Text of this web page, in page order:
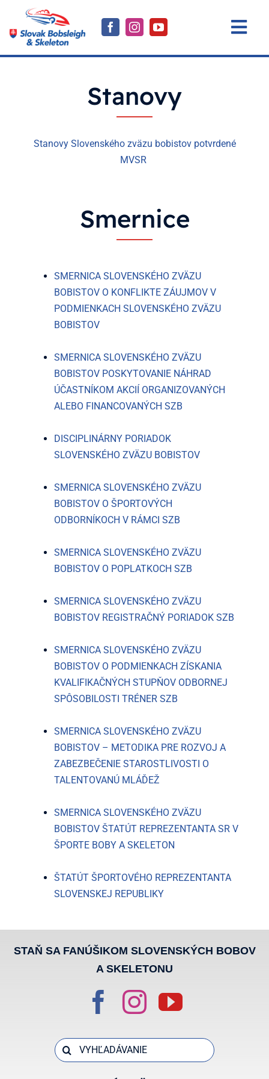
content
Aktuality
Reprezentácia
Športovci
Výsledky
Kontakt
Stanovy
Stanovy Slovenského zväzu bobistov potvrdené
MVSR
Smernice
SMERNICA SLOVENSKÉHO ZVÄZU
BOBISTOV O KONFLIKTE ZÁUJMOV V
PODMIENKACH SLOVENSKÉHO ZVÄZU
BOBISTOV
SMERNICA SLOVENSKÉHO ZVÄZU
BOBISTOV POSKYTOVANIE NÁHRAD
ÚČASTNÍKOM AKCIÍ ORGANIZOVANÝCH
ALEBO FINANCOVANÝCH SZB
DISCIPLINÁRNY PORIADOK
SLOVENSKÉHO ZVÄZU BOBISTOV
SMERNICA SLOVENSKÉHO ZVÄZU
BOBISTOV O ŠPORTOVÝCH
ODBORNÍKOCH V RÁMCI SZB
SMERNICA SLOVENSKÉHO ZVÄZU
BOBISTOV O POPLATKOCH SZB
SMERNICA SLOVENSKÉHO ZVÄZU
BOBISTOV REGISTRAČNÝ PORIADOK SZB
SMERNICA SLOVENSKÉHO ZVÄZU
BOBISTOV O PODMIENKACH ZÍSKANIA
KVALIFIKAČNÝCH STUPŇOV ODBORNEJ
SPÔSOBILOSTI TRÉNER SZB
SMERNICA SLOVENSKÉHO ZVÄZU
BOBISTOV – METODIKA PRE ROZVOJ A
ZABEZBEČENIE STAROSTLIVOSTI O
TALENTOVANÚ MLÁĎEŽ
SMERNICA SLOVENSKÉHO ZVÄZU
BOBISTOV ŠTATÚT REPREZENTANTA SR V
ŠPORTE BOBY A SKELETON
ŠTATÚT ŠPORTOVÉHO REPREZENTANTA
SLOVENSKEJ REPUBLIKY
STAŇ SA FANÚŠIKOM SLOVENSKÝCH BOBOV
A SKELETONU
Search
for: